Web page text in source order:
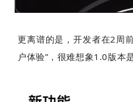
更离谱的是，开发者在2周
户体验”，很难想象1.0版本